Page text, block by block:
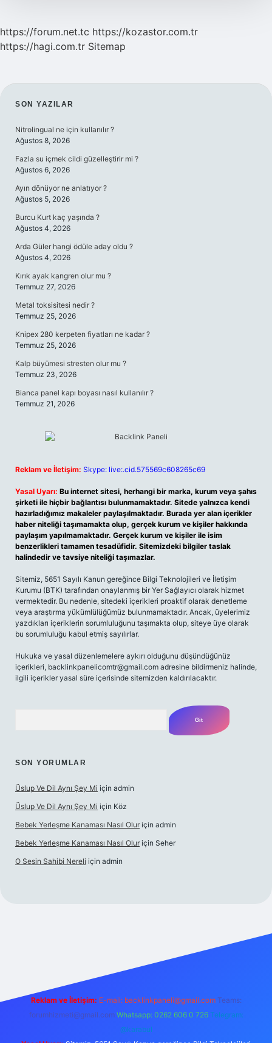
https://forum.net.tc https://kozastor.com.tr
https://hagi.com.tr Sitemap
SIDEBAR
SON YAZILAR
Nitrolingual ne için kullanılır ?
Ağustos 8, 2026
Fazla su içmek cildi güzelleştirir mi ?
Ağustos 6, 2026
Ayın dönüyor ne anlatıyor ?
Ağustos 5, 2026
Burcu Kurt kaç yaşında ?
Ağustos 4, 2026
Arda Güler hangi ödüle aday oldu ?
Ağustos 4, 2026
Kırık ayak kangren olur mu ?
Temmuz 27, 2026
Metal toksisitesi nedir ?
Temmuz 25, 2026
Knipex 280 kerpeten fiyatları ne kadar ?
Temmuz 25, 2026
Kalp büyümesi stresten olur mu ?
Temmuz 23, 2026
Bianca panel kapı boyası nasıl kullanılır ?
Temmuz 21, 2026
Reklam ve İletişim: Skype: live:.cid.575569c608265c69
Yasal Uyarı: Bu internet sitesi, herhangi bir marka, kurum veya şahıs
şirketi ile hiçbir bağlantısı bulunmamaktadır. Sitede yalnızca kendi
hazırladığımız makaleler paylaşılmaktadır. Burada yer alan içerikler
haber niteliği taşımamakta olup, gerçek kurum ve kişiler hakkında
paylaşım yapılmamaktadır. Gerçek kurum ve kişiler ile isim
benzerlikleri tamamen tesadüfidir. Sitemizdeki bilgiler taslak
halindedir ve tavsiye niteliği taşımazlar.
Sitemiz, 5651 Sayılı Kanun gereğince Bilgi Teknolojileri ve İletişim
Kurumu (BTK) tarafından onaylanmış bir Yer Sağlayıcı olarak hizmet
vermektedir. Bu nedenle, sitedeki içerikleri proaktif olarak denetleme
veya araştırma yükümlülüğümüz bulunmamaktadır. Ancak, üyelerimiz
yazdıkları içeriklerin sorumluluğunu taşımakta olup, siteye üye olarak
bu sorumluluğu kabul etmiş sayılırlar.
Hukuka ve yasal düzenlemelere aykırı olduğunu düşündüğünüz
içerikleri, backlinkpanelicomtr@gmail.com adresine bildirmeniz halinde,
ilgili içerikler yasal süre içerisinde sitemizden kaldırılacaktır.
SON YORUMLAR
Üslup Ve Dil Aynı Şey Mi için admin
Üslup Ve Dil Aynı Şey Mi için Köz
Bebek Yerleşme Kanaması Nasıl Olur için admin
Bebek Yerleşme Kanaması Nasıl Olur için Seher
O Sesin Sahibi Nereli için admin
Reklam ve İletişim: E-mail: backlinkpaneli@gmail.com Teams:
forumhizmeti@gmail.com Whatsapp: 0262 606 0 726 Telegram:
@karabul